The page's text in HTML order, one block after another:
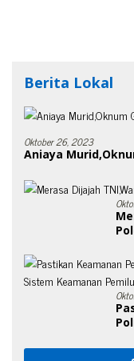
Berita Lokal
Oktober 26, 2023
Aniaya